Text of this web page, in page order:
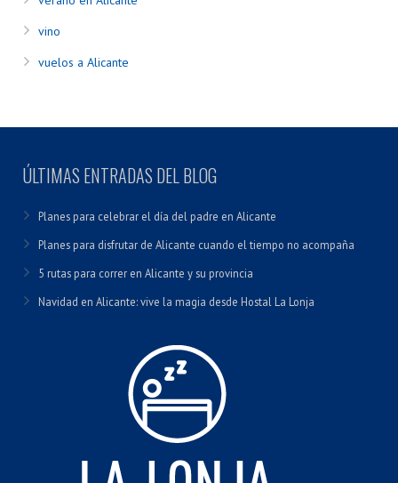
vino
vuelos a Alicante
ÚLTIMAS ENTRADAS DEL BLOG
Planes para celebrar el día del padre en Alicante
Planes para disfrutar de Alicante cuando el tiempo no acompaña
5 rutas para correr en Alicante y su provincia
Navidad en Alicante: vive la magia desde Hostal La Lonja